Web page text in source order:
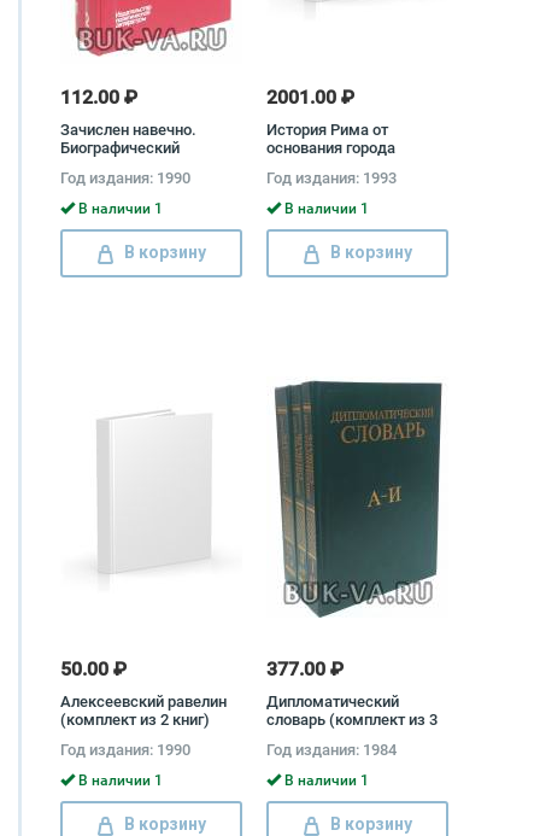
112.00 ₽
Зачислен навечно.
Биографический
из 2 книг) Алексей
Зайцев, Иван Рощин,
Валентин Соловьев
Год издания: 1990
В наличии 1
В корзину
2001.00 ₽
История Рима от
основания города
Ливий
Год издания: 1993
В наличии 1
В корзину
50.00 ₽
Алексеевский равелин
(комплект из 2 книг)
Бакунин, Михаил
Бестужев, Борис
Модзалевский, П.
Поливанов
Год издания: 1990
В наличии 1
В корзину
377.00 ₽
Дипломатический
словарь (комплект из 3
Год издания: 1984
В наличии 1
В корзину